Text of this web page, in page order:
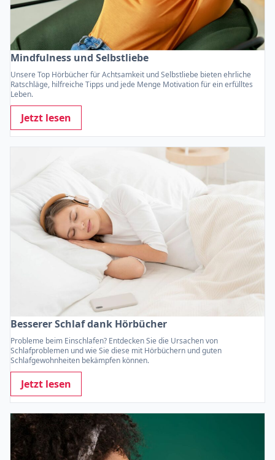
Mindfulness und Selbstliebe
Unsere Top Hörbücher für Achtsamkeit und Selbstliebe bieten ehrliche
Ratschläge, hilfreiche Tipps und jede Menge Motivation für ein erfülltes
Leben.
Jetzt lesen
Besserer Schlaf dank Hörbücher
Probleme beim Einschlafen? Entdecken Sie die Ursachen von
Schlafproblemen und wie Sie diese mit Hörbüchern und guten
Schlafgewohnheiten bekämpfen können.
Jetzt lesen